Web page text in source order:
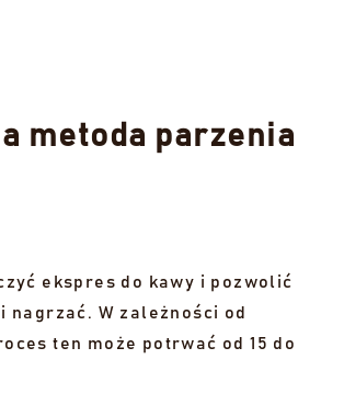
metoda parzenia
ekspres do kawy i pozwolić
nagrzać. W zależności od
ten może potrwać od 15 do